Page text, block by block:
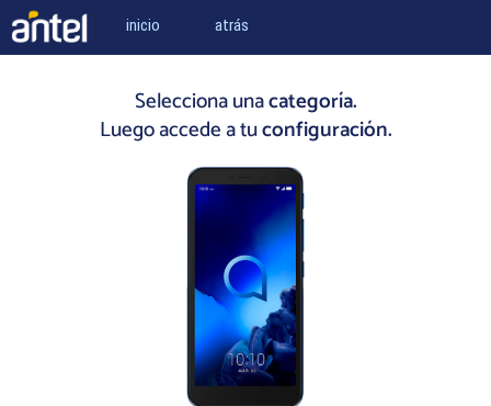
inicio atrás
Selecciona unacategoría.
Luego accede a tuconfiguración.